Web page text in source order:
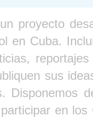
proyecto
en Cuba.
sus
Disponemos
en